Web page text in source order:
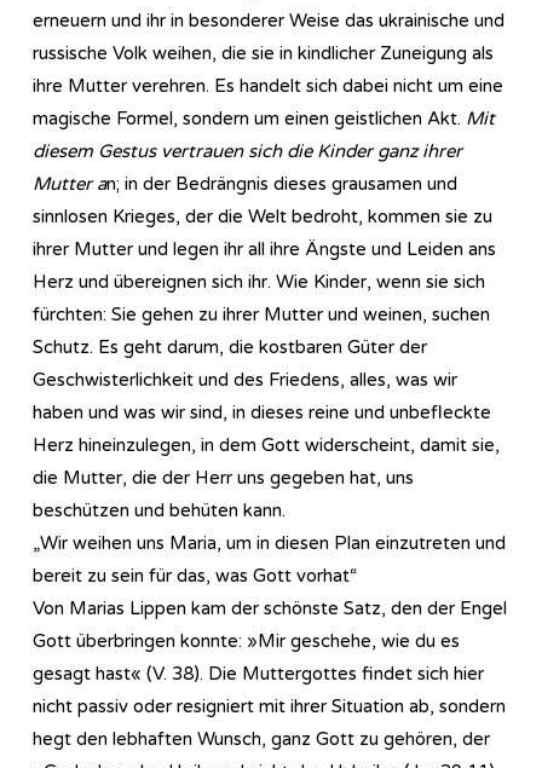
erneuern und ihr in besonderer Weise das ukrainische und
russische Volk weihen, die sie in kindlicher Zuneigung als
ihre Mutter verehren. Es handelt sich dabei nicht um eine
magische Formel, sondern um einen geistlichen Akt. Mit
diesem Gestus vertrauen sich die Kinder ganz ihrer
Mutter an; in der Bedrängnis dieses grausamen und
sinnlosen Krieges, der die Welt bedroht, kommen sie zu
ihrer Mutter und legen ihr all ihre Ängste und Leiden ans
Herz und übereignen sich ihr. Wie Kinder, wenn sie sich
fürchten: Sie gehen zu ihrer Mutter und weinen, suchen
Schutz. Es geht darum, die kostbaren Güter der
Geschwisterlichkeit und des Friedens, alles, was wir
haben und was wir sind, in dieses reine und unbefleckte
Herz hineinzulegen, in dem Gott widerscheint, damit sie,
die Mutter, die der Herr uns gegeben hat, uns
beschützen und behüten kann.
„Wir weihen uns Maria, um in diesen Plan einzutreten und
bereit zu sein für das, was Gott vorhat“
Von Marias Lippen kam der schönste Satz, den der Engel
Gott überbringen konnte: »Mir geschehe, wie du es
gesagt hast« (V. 38). Die Muttergottes findet sich hier
nicht passiv oder resigniert mit ihrer Situation ab, sondern
hegt den lebhaften Wunsch, ganz Gott zu gehören, der